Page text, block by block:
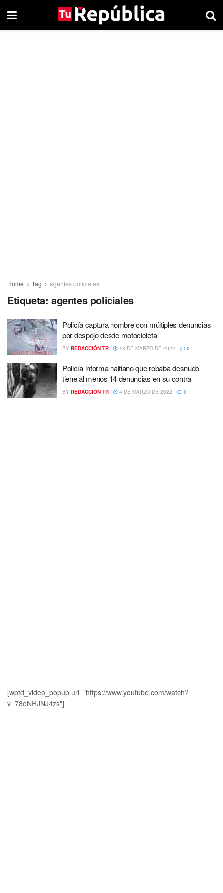
Home Tag agentes policiales
Etiqueta: agentes policiales
Policía captura hombre con múltiples denuncias
por despojo desde motocicleta
BY REDACCIÓN TR 18 DE MARZO DE 2022 0
Policía informa haitiano que robaba desnudo
tiene al menos 14 denuncias en su contra
BY REDACCIÓN TR 4 DE MARZO DE 2022 0
[wptd_video_popup url="https://www.youtube.com/watch?
v=78eNRJNJ4zs"]